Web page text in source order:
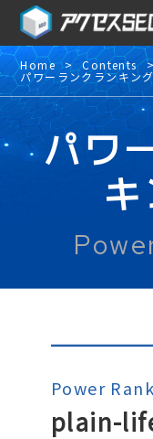
Home Contents
パワーランクランキン
パワ
Power
plain-